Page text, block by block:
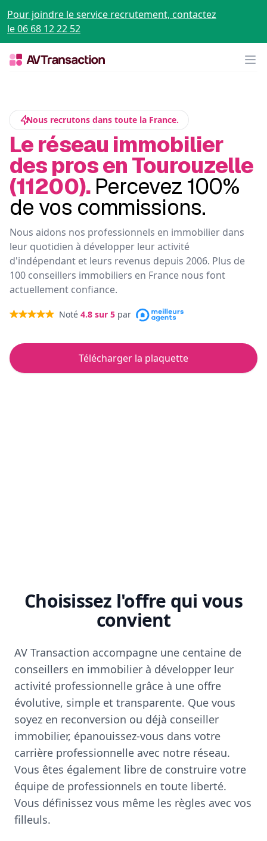
Pour joindre le service recrutement, contactez
le 06 68 12 22 52
Nous recrutons dans toute la France.
Le réseau immobilier
des pros en Tourouzelle
(11200). Percevez 100%
de vos commissions.
Nous aidons nos professionnels en immobilier dans
leur quotidien à développer leur activité
d'indépendant et leurs revenus depuis 2006. Plus de
100 conseillers immobiliers en France nous font
actuellement confiance.
Noté 4.8 sur 5 par
Télécharger la plaquette
Choisissez l'offre qui vous
convient
AV Transaction accompagne une centaine de
conseillers en immobilier à développer leur
activité professionnelle grâce à une offre
évolutive, simple et transparente. Que vous
soyez en reconversion ou déjà conseiller
immobilier, épanouissez-vous dans votre
carrière professionnelle avec notre réseau.
Vous êtes également libre de construire votre
équipe de professionnels en toute liberté.
Vous définissez vous même les règles avec vos
filleuls.